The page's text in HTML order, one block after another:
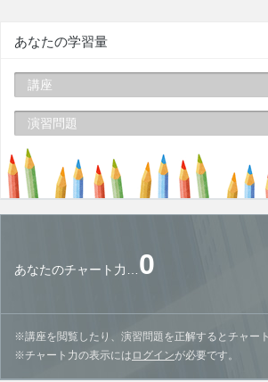
あなたの学習量
講座
演習問題
あなたのチャート力…0
※講座を閲覧したり、演習問題を正解するとチャー
※チャート力の表示には ログインが必要です。